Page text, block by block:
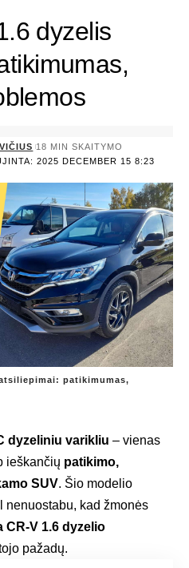
dyzelis
2025 DECEMBER 15 8:23
18 MIN SKAITYMO
patikimumas,
dyzeliniu varikliu – vienas
ieškančių patikimo,
SUV. Šio modelio
nenuostabu, kad žmonės
CR-V 1.6 dyzelio
pažadų.